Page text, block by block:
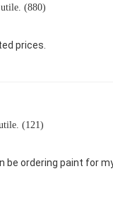
(880)
prices.
(121)
be ordering paint for